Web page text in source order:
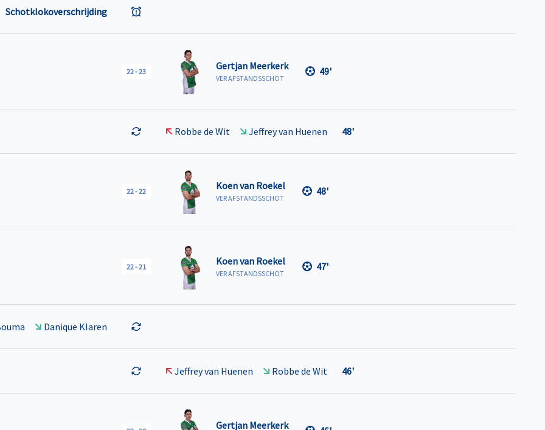
Schotklokoverschrijding
22-23 Gertjan Meerkerk
VER AFSTANDSSCHOT
49'
Robbe de Wit Jeffrey van Huenen 48'
22-22 Koen van Roekel
VER AFSTANDSSCHOT
48'
22-21 Koen van Roekel
VER AFSTANDSSCHOT
47'
Danique Klaren
Jeffrey van Huenen Robbe de Wit 46'
Gertjan Meerkerk